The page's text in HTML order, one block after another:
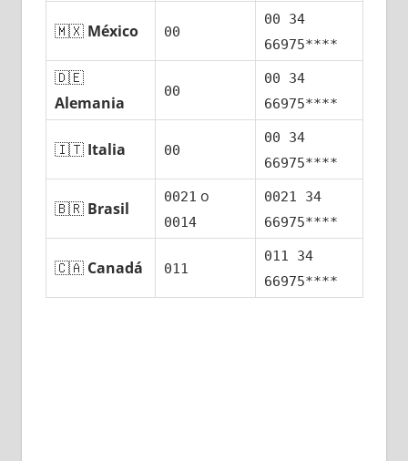
🇲🇽 México 00
00 34
66975****
🇩🇪
Alemania
00
00 34
66975****
🇮🇹 Italia 00
00 34
66975****
🇧🇷 Brasil
0021 ο
0014
0021 34
66975****
🇨🇦 Canadá 011
011 34
66975****